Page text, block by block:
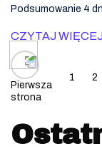
Podsumowanie 4
CZYTAJ
Posts
Pierwsza
strona
1 2